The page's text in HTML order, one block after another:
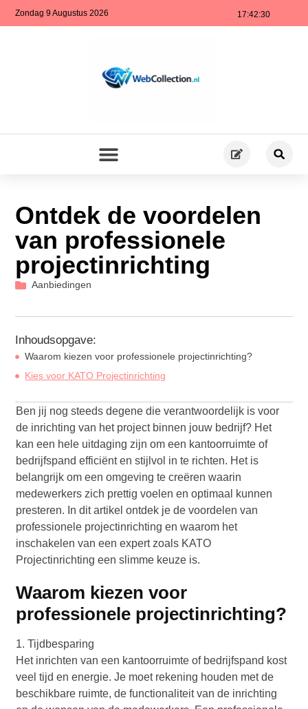
17:42:31
Zondag 9 Augustus 2026
Ontdek de voordelen
van professionele
projectinrichting
Aanbiedingen
Inhoudsopgave:
Waarom kiezen voor professionele projectinrichting?
Kies voor KATO Projectinrichting
Ben jij nog steeds degene die verantwoordelijk is voor
de inrichting van het project binnen jouw bedrijf? Het
kan een hele uitdaging zijn om een kantoorruimte of
bedrijfspand efficiënt en stijlvol in te richten. Het is
belangrijk om een omgeving te creëren waarin
medewerkers zich prettig voelen en optimaal kunnen
presteren. In dit artikel ontdek je de voordelen van
professionele projectinrichting en waarom het
inschakelen van een expert zoals KATO
Projectinrichting een slimme keuze is.
Waarom kiezen voor
professionele projectinrichting?
1. Tijdbesparing
Het inrichten van een kantoorruimte of bedrijfspand kost
veel tijd en energie. Je moet rekening houden met de
beschikbare ruimte, de functionaliteit van de inrichting